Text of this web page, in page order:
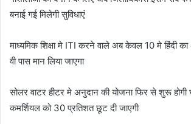
बनाई गई मिलेगी सुविधाएं
माध्यमिक शिक्षा मे ITI करने वाले अब केवल 10 मे हिंदी
वी पास मान लिया जाएगा
सोलर वाटर हीटर मे अनुदान की योजना फिर से शुरू
कमर्शियल को 30 प्रतिशत छूट दी जाएगी